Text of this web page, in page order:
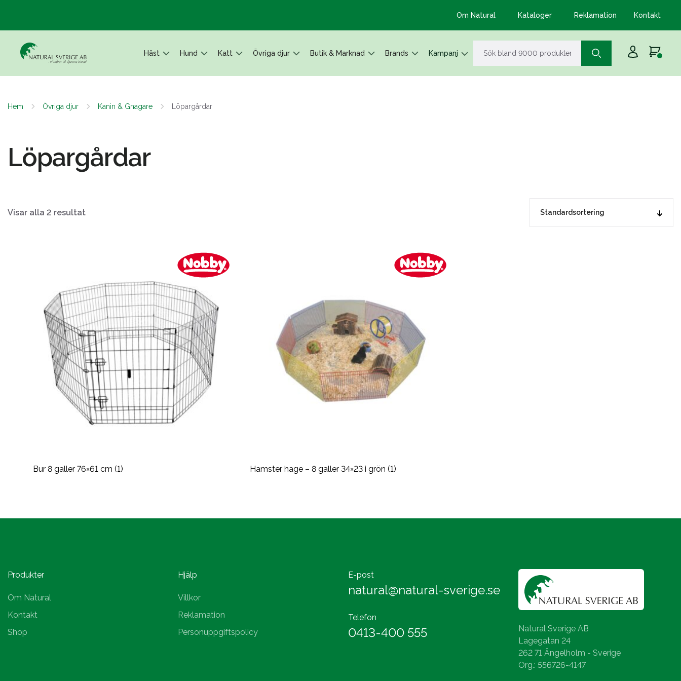
Om Natural Kataloger Reklamation Kontakt
Häst Hund Katt Övriga djur Butik & Marknad Brands Kampanj
Hem Övriga djur Kanin & Gnagare Löpargårdar
Löpargårdar
Visar alla 2 resultat
Bur 8 galler 76×61 cm (1) Hamster hage – 8 galler 34×23 i grön (1)
Produkter
Om Natural
Kontakt
Shop
Hjälp
Villkor
Reklamation
Personuppgiftspolicy
E-post
natural@natural-sverige.se
Telefon
0413-400 555
Natural Sverige AB
Lagegatan 24
262 71 Ängelholm - Sverige
Org.: 556726-4147